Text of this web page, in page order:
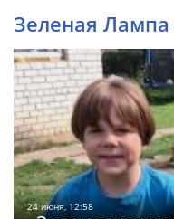
Зеленая Лампа
24 июня, 12:58